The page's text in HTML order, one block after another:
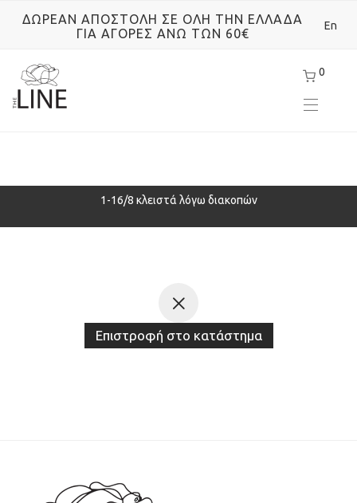
0
ΔΩΡΕΑΝ ΑΠΟΣΤΟΛΗ ΣΕ ΟΛΗ ΤΗΝ ΕΛΛΑΔΑ
ΓΙΑ ΑΓΟΡΕΣ ΑΝΩ ΤΩΝ 60€
En
1-16/8 κλειστά λόγω διακοπών
Επιστροφή στο κατάστημα